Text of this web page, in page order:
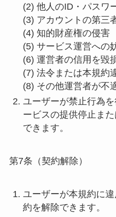
(2) 他人のID・パスワ
(3) アカウントの第三
(4) 知的財産権の侵害
(5) サービス運営への
(6) 運営者の信用を毀
(7) 法令または本規約
(8) その他運営者が不
ユーザーが禁止行為
ービスの提供停止ま
できます。
第7条（契約解除）
ユーザーが本規約に
約を解除できます。